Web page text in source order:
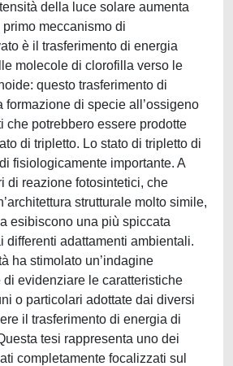
della luce solare aumenta
meccanismo di
è il trasferimento di energia
molecole di clorofilla verso le
questo trasferimento di
formazione di specie all’ossigeno
che potrebbero essere prodotte
di tripletto. Lo stato di tripletto di
fisiologicamente importante. A
di reazione fotosintetici, che
strutturale molto simile,
esibiscono una più spiccata
differenti adattamenti ambientali.
ha stimolato un’indagine
evidenziare le caratteristiche
o particolari adottate dai diversi
il trasferimento di energia di
tesi rappresenta uno dei
completamente focalizzati sul